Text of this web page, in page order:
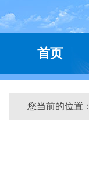
首页
您当前的位置：